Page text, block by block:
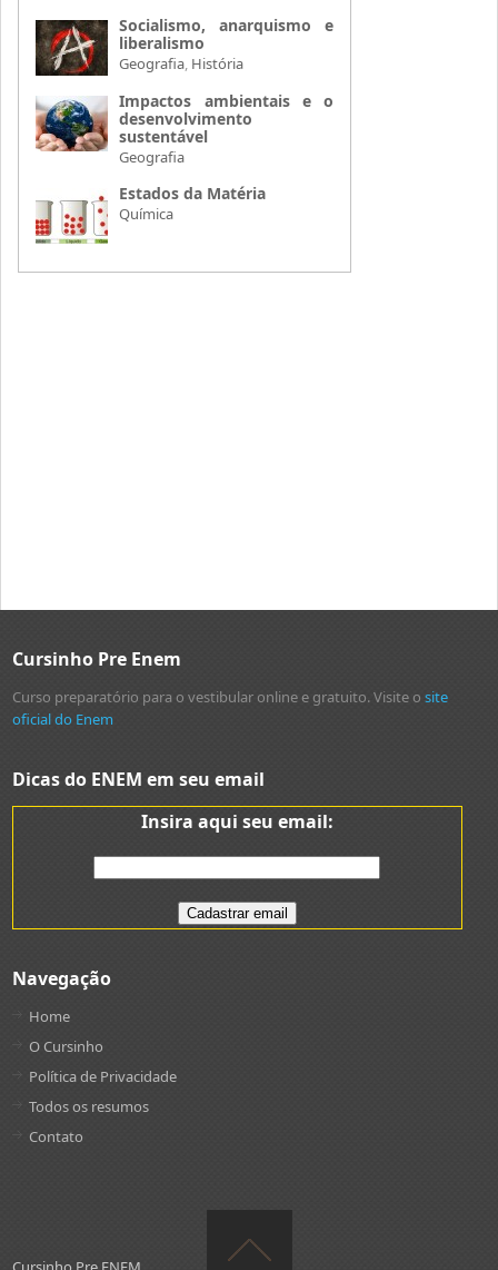
Socialismo, anarquismo e
liberalismo
Geografia História
Impactos ambientais e o
desenvolvimento
sustentável
Geografia
Estados da Matéria
Química
Cursinho Pre Enem
Curso preparatório para o vestibular online e gratuito. Visite osite
oficial do Enem
Dicas do ENEM em seu email
Insira aqui seu email:
Navegação
Home
O Cursinho
Política de Privacidade
Todos os resumos
Contato